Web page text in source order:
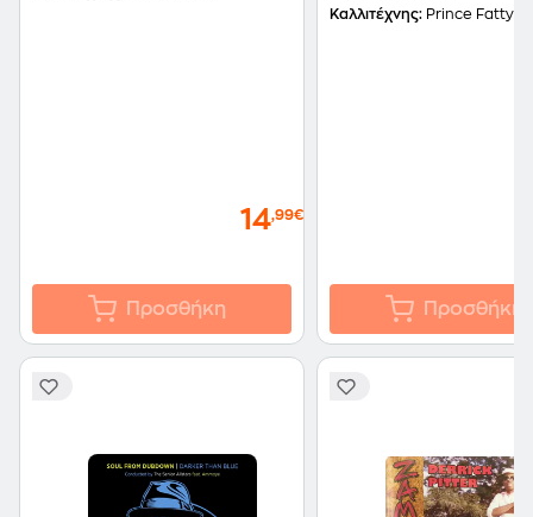
14,99€
Προσθήκη
Καλλιτέχνης: Prince Fatty
Προσθήκη